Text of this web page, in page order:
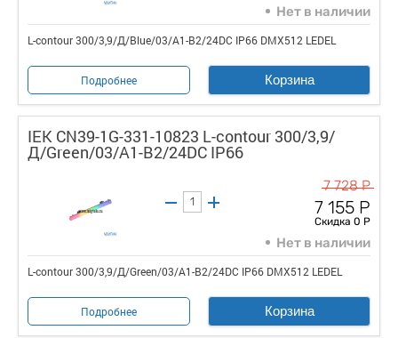
Нет в наличии
L-contour 300/3,9/Д/Blue/03/A1-B2/24DC IP66 DMX512 LEDEL
Подробнее Корзина
IEK CN39-1G-331-10823 L-contour 300/3,9/
Д/Green/03/A1-B2/24DC IP66
7 728 Р
7 155 Р
Скидка 0 Р
Нет в наличии
L-contour 300/3,9/Д/Green/03/A1-B2/24DC IP66 DMX512 LEDEL
Подробнее Корзина